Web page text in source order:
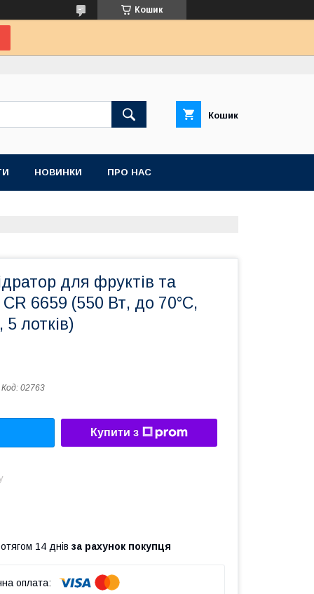
Кошик
Кошик
НОВИНКИ ПРО НАС
для фруктів та
CR 6659 (550 Вт, до 70°С,
лотків)
Код: 02763
Купити з
14 днів за рахунок покупця